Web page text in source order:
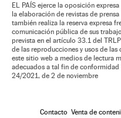
EL PAÍS ejerce la oposición
la elaboración de revistas de
también realiza la reserva expresa
comunicación pública de sus
prevista en el artículo 33.1 del
de las reproducciones y usos de
este sitio web a medios de lectura
adecuados a tal fin de
24/2021, de 2 de noviembre
Contacto Venta de